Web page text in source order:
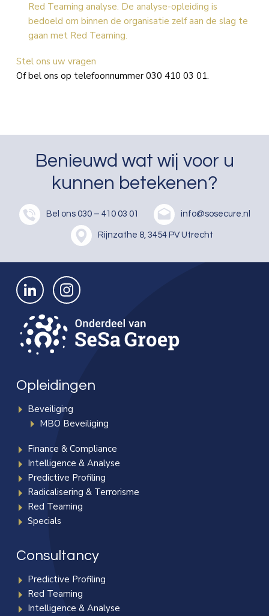
Red Teaming analyse. De analyse-opleiding is
bedoeld om binnen de organisatie zelf aan de slag te
gaan met Red Teaming.
Stel ons uw vragen
Of bel ons op telefoonnummer 030 410 03 01.
Benieuwd wat wij voor u
kunnen betekenen?
Bel ons 030 – 410 03 01 info@sosecure.nl
Rijnzathe 8, 3454 PV Utrecht
Bekijk ons op LinkedIn Bekijk ons op Instagram
Opleidingen
Beveiliging
MBO Beveiliging
Finance & Compliance
Intelligence & Analyse
Predictive Profiling
Radicalisering & Terrorisme
Red Teaming
Specials
Consultancy
Predictive Profiling
Red Teaming
Intelligence & Analyse